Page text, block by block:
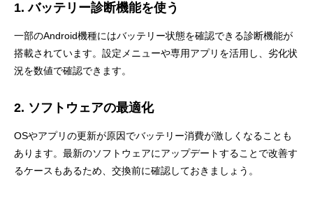
1. バッテリー診断機能を使う
一部のAndroid機種にはバッテリー状態を確認できる診断機能が
搭載されています。設定メニューや専用アプリを活用し、劣化状
況を数値で確認できます。
2. ソフトウェアの最適化
OSやアプリの更新が原因でバッテリー消費が激しくなることも
あります。最新のソフトウェアにアップデートすることで改善す
るケースもあるため、交換前に確認しておきましょう。